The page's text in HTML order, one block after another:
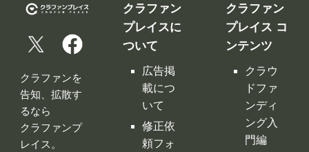
告知、拡散す
るなら
クラファンプ
レイス。
クラファンプ
プレイスに
ついて
広告掲
載につ
いて
修正依
頼フォ
ーム
プレイス コ
ンテンツ
クラウ
ドファ
ンディ
ング入
門編
クラウ